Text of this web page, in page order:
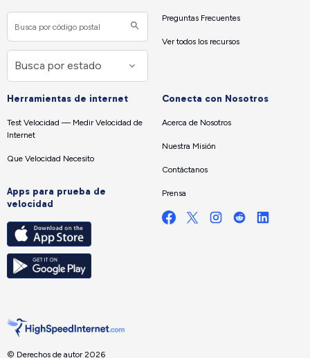
Preguntas Frecuentes
Ver todos los recursos
Herramientas de internet
Test Velocidad — Medir Velocidad de
Internet
Que Velocidad Necesito
Apps para prueba de
velocidad
Conecta con Nosotros
Acerca de Nosotros
Nuestra Misión
Contáctanos
Prensa
© Derechos de autor 2026